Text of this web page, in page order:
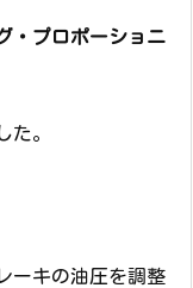
・プロポーショニ
た。
ーキの油圧を調整